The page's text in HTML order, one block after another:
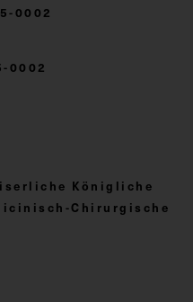
0002
0002
Königliche
Chirurgische